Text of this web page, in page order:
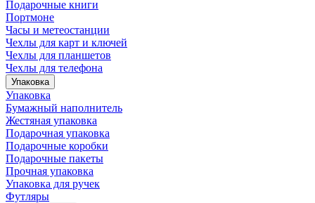
Подарочные книги
Портмоне
Часы и метеостанции
Чехлы для карт и ключей
Чехлы для планшетов
Чехлы для телефона
Упаковка
Упаковка
Бумажный наполнитель
Жестяная упаковка
Подарочная упаковка
Подарочные коробки
Подарочные пакеты
Прочная упаковка
Упаковка для ручек
Футляры